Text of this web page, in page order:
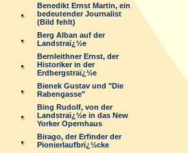
Benedikt Ernst Martin, ein
bedeutender Journalist
(Bild fehlt)
Berg Alban auf der
Landstraï¿½e
Bernleithner Ernst, der
Historiker in der
Erdbergstraï¿½e
Bienek Gustav und "Die
Rabengasse"
Bing Rudolf, von der
Landstraï¿½e in das New
Yorker Opernhaus
Birago, der Erfinder der
Pionierlaufbrï¿½cke